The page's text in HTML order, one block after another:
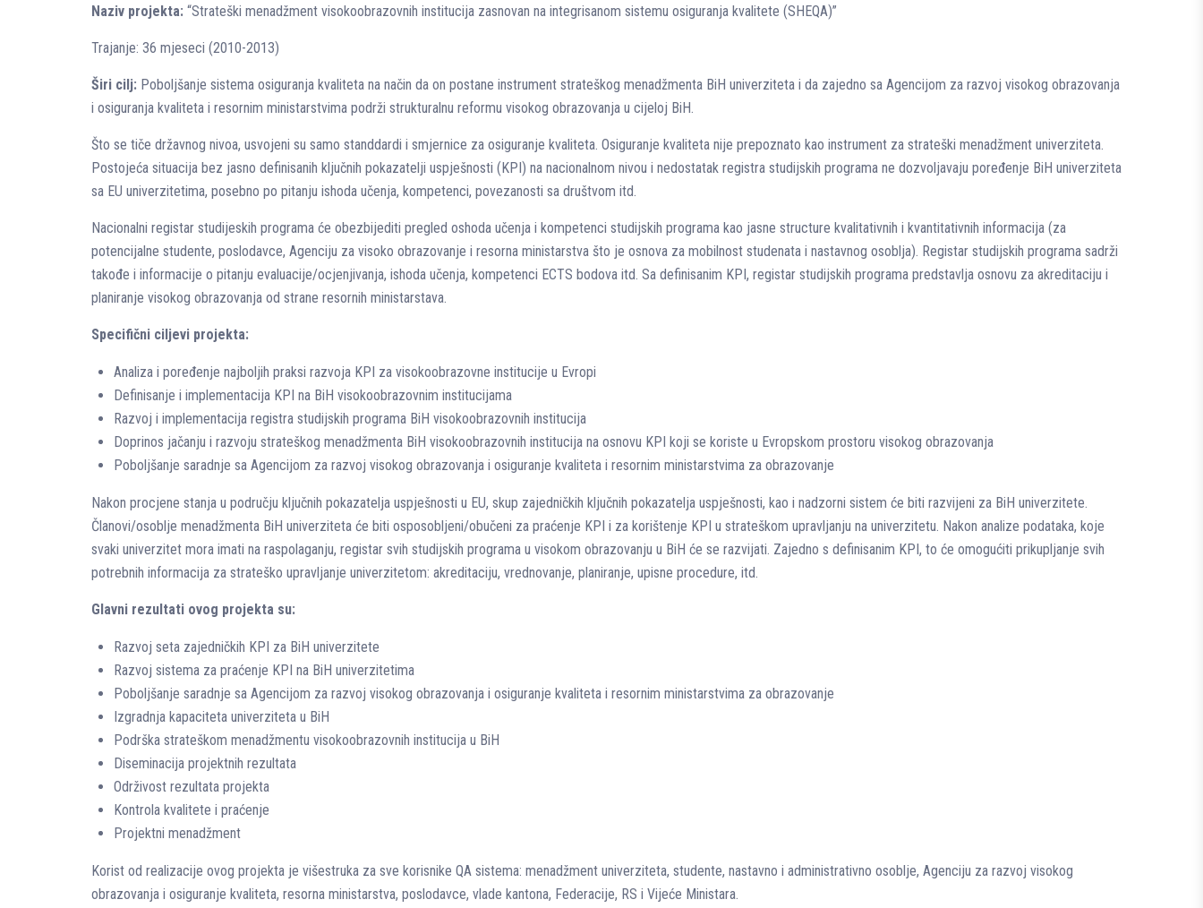
Naziv projekta: “Strateški menadžment visokoobrazovnih institucija zasnovan na integrisanom sistemu osiguranja kvalitete (SHEQA)”
Trajanje: 36 mjeseci (2010-2013)
Širi cilj: Poboljšanje sistema osiguranja kvaliteta na način da on postane instrument strateškog menadžmenta BiH univerziteta i da zajedno sa Agencijom za razvoj visokog obrazovanja
i osiguranja kvaliteta i resornim ministarstvima podrži strukturalnu reformu visokog obrazovanja u cijeloj BiH.
Što se tiče državnog nivoa, usvojeni su samo standdardi i smjernice za osiguranje kvaliteta. Osiguranje kvaliteta nije prepoznato kao instrument za strateški menadžment univerziteta.
Postojeća situacija bez jasno definisanih ključnih pokazatelji uspješnosti (KPI) na nacionalnom nivou i nedostatak registra studijskih programa ne dozvoljavaju poređenje BiH univerziteta
sa EU univerzitetima, posebno po pitanju ishoda učenja, kompetenci, povezanosti sa društvom itd.
Nacionalni registar studijeskih programa će obezbijediti pregled oshoda učenja i kompetenci studijskih programa kao jasne structure kvalitativnih i kvantitativnih informacija (za
potencijalne studente, poslodavce, Agenciju za visoko obrazovanje i resorna ministarstva što je osnova za mobilnost studenata i nastavnog osoblja). Registar studijskih programa sadrži
takođe i informacije o pitanju evaluacije/ocjenjivanja, ishoda učenja, kompetenci ECTS bodova itd. Sa definisanim KPI, registar studijskih programa predstavlja osnovu za akreditaciju i
planiranje visokog obrazovanja od strane resornih ministarstava.
Specifični ciljevi projekta:
Analiza i poređenje najboljih praksi razvoja KPI za visokoobrazovne institucije u Evropi
Definisanje i implementacija KPI na BiH visokoobrazovnim institucijama
Razvoj i implementacija registra studijskih programa BiH visokoobrazovnih institucija
Doprinos jačanju i razvoju strateškog menadžmenta BiH visokoobrazovnih institucija na osnovu KPI koji se koriste u Evropskom prostoru visokog obrazovanja
Poboljšanje saradnje sa Agencijom za razvoj visokog obrazovanja i osiguranje kvaliteta i resornim ministarstvima za obrazovanje
Nakon procjene stanja u području ključnih pokazatelja uspješnosti u EU, skup zajedničkih ključnih pokazatelja uspješnosti, kao i nadzorni sistem će biti razvijeni za BiH univerzitete.
Članovi/osoblje menadžmenta BiH univerziteta će biti osposobljeni/obučeni za praćenje KPI i za korištenje KPI u strateškom upravljanju na univerzitetu. Nakon analize podataka, koje
svaki univerzitet mora imati na raspolaganju, registar svih studijskih programa u visokom obrazovanju u BiH će se razvijati. Zajedno s definisanim KPI, to će omogućiti prikupljanje svih
potrebnih informacija za strateško upravljanje univerzitetom: akreditaciju, vrednovanje, planiranje, upisne procedure, itd.
Glavni rezultati ovog projekta su:
Razvoj seta zajedničkih KPI za BiH univerzitete
Razvoj sistema za praćenje KPI na BiH univerzitetima
Poboljšanje saradnje sa Agencijom za razvoj visokog obrazovanja i osiguranje kvaliteta i resornim ministarstvima za obrazovanje
Izgradnja kapaciteta univerziteta u BiH
Podrška strateškom menadžmentu visokoobrazovnih institucija u BiH
Diseminacija projektnih rezultata
Održivost rezultata projekta
Kontrola kvalitete i praćenje
Projektni menadžment
Korist od realizacije ovog projekta je višestruka za sve korisnike QA sistema: menadžment univerziteta, studente, nastavno i administrativno osoblje, Agenciju za razvoj visokog
obrazovanja i osiguranje kvaliteta, resorna ministarstva, poslodavce, vlade kantona, Federacije, RS i Vijeće Ministara.